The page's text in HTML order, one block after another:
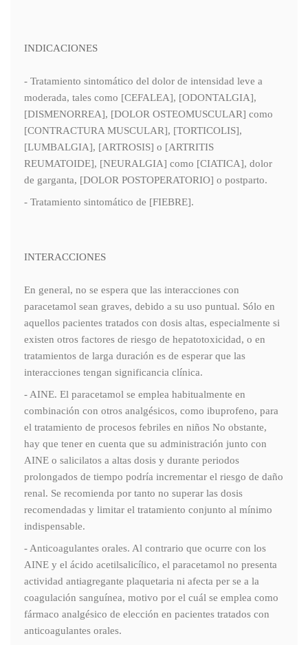
INDICACIONES
- Tratamiento sintomático del dolor de intensidad leve a
moderada, tales como [CEFALEA], [ODONTALGIA],
[DISMENORREA], [DOLOR OSTEOMUSCULAR] como
[CONTRACTURA MUSCULAR], [TORTICOLIS],
[LUMBALGIA], [ARTROSIS] o [ARTRITIS
REUMATOIDE], [NEURALGIA] como [CIATICA], dolor
de garganta, [DOLOR POSTOPERATORIO] o postparto.
- Tratamiento sintomático de [FIEBRE].
INTERACCIONES
En general, no se espera que las interacciones con
paracetamol sean graves, debido a su uso puntual. Sólo en
aquellos pacientes tratados con dosis altas, especialmente si
existen otros factores de riesgo de hepatotoxicidad, o en
tratamientos de larga duración es de esperar que las
interacciones tengan significancia clínica.
- AINE. El paracetamol se emplea habitualmente en
combinación con otros analgésicos, como ibuprofeno, para
el tratamiento de procesos febriles en niños No obstante,
hay que tener en cuenta que su administración junto con
AINE o salicilatos a altas dosis y durante periodos
prolongados de tiempo podría incrementar el riesgo de daño
renal. Se recomienda por tanto no superar las dosis
recomendadas y limitar el tratamiento conjunto al mínimo
indispensable.
- Anticoagulantes orales. Al contrario que ocurre con los
AINE y el ácido acetilsalicílico, el paracetamol no presenta
actividad antiagregante plaquetaria ni afecta per se a la
coagulación sanguínea, motivo por el cuál se emplea como
fármaco analgésico de elección en pacientes tratados con
anticoagulantes orales.